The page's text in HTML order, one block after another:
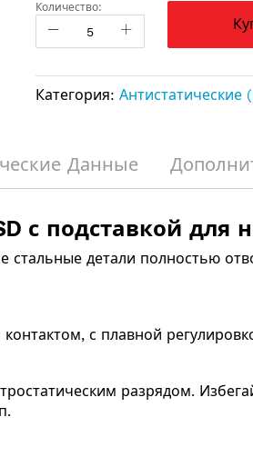
Количество:
Категория: Антистатические
с подставкой для
стальные детали полностью
с плавной
разрядом.
Данные